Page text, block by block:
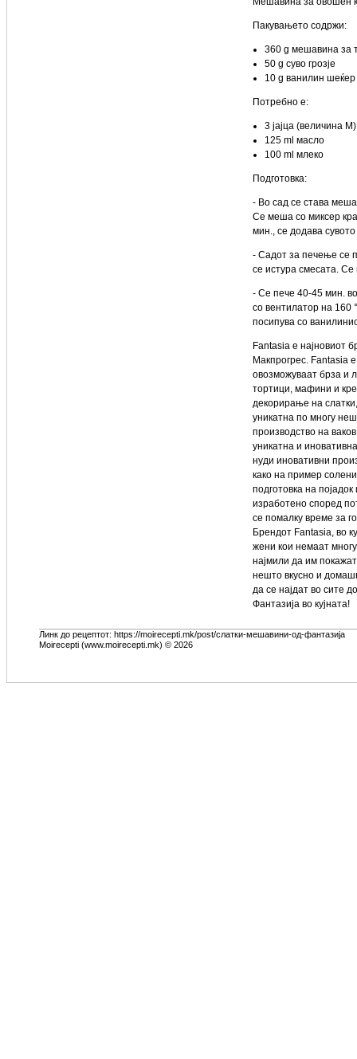
Пакувањето содржи:
360 g мешавина за
50 g суво грозје
10 g ванилин шеќер
Потребно е:
3 јајца (величина М)
125 ml масло
100 ml млеко
Подготовка:
- Во сад се става
Се меша со миксер
мин., се додава
- Садот за печење се
се истура смесата.
- Се пече 40-45 мин.
со вентилатор на 160
посипува со
Fantasia е најновиот
Макпрогрес. Fantasia
овозможуваат брза и
тортици, мафини и
декорирање на
уникатна по многу
производство на
уникатна и
нуди иновативни
како на пример
подготовка на
изработено според
се помалку време за
Брендот Fantasia, во
жени кои немаат
најмили да им
нешто вкусно и
да се најдат во сите
Фантазија во кујната!
Линк до рецептот: https://moirecepti.mk/post/слатки-мешавини-од-фантазија
Moirecepti (www.moirecepti.mk) © 2026